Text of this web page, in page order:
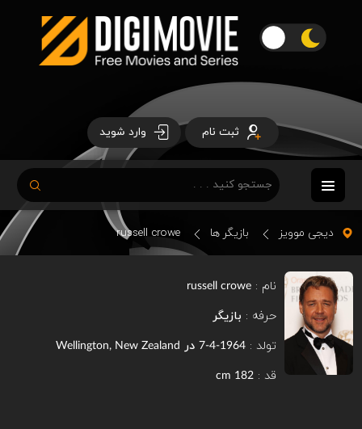
ثبت نام وارد شوید
دیجی موویز بازیگر ها russell crowe
نام : russell crowe
حرفه : بازیگر
تولد : 1964-4-7 در Wellington, New Zealand
قد : 182 cm